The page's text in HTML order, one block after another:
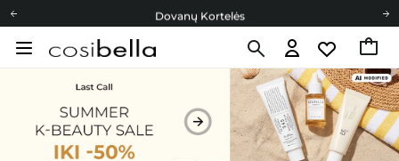
Dovanų Kortelės
Cosibella lojalumo programa
Dovanų Kortelės